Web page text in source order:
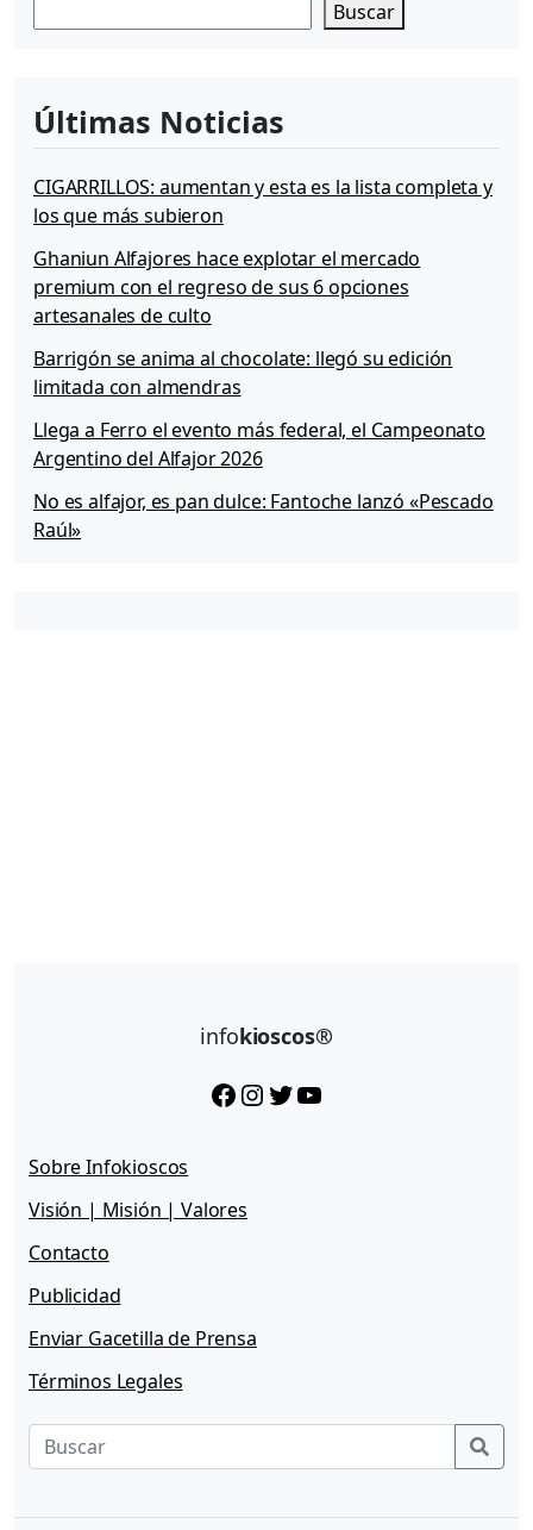
Buscar
Últimas Noticias
CIGARRILLOS: aumentan y esta es la lista completa y
los que más subieron
Ghaniun Alfajores hace explotar el mercado
premium con el regreso de sus 6 opciones
artesanales de culto
Barrigón se anima al chocolate: llegó su edición
limitada con almendras
Llega a Ferro el evento más federal, el Campeonato
Argentino del Alfajor 2026
No es alfajor, es pan dulce: Fantoche lanzó «Pescado
Raúl»
infokioscos®
Facebook InstagramTwitter YouTube
Sobre Infokioscos
Visión | Misión | Valores
Contacto
Publicidad
Enviar Gacetilla de Prensa
Términos Legales